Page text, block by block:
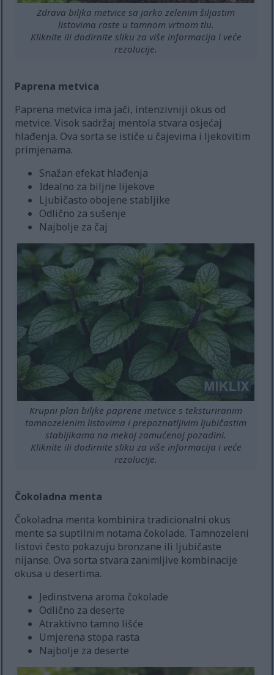
Zdrava biljka metvice sa jarko zelenim šiljastim
listovima raste u tamnom vrtnom tlu.
Kliknite ili dodirnite sliku za više informacija i veće
rezolucije.
Paprena metvica
Paprena metvica ima jači, intenzivniji okus od
metvice. Visok sadržaj mentola stvara osjećaj
hlađenja. Ova sorta se ističe u čajevima i ljekovitim
primjenama.
Snažan efekat hlađenja
Idealno za biljne lijekove
Ljubičasto obojene stabljike
Odlično za sušenje
Najbolje za čaj
Krupni plan biljke paprene metvice s teksturiranim
tamnozelenim listovima i prepoznatljivim ljubičastim
stabljikama na mekoj zamućenoj pozadini.
Kliknite ili dodirnite sliku za više informacija i veće
rezolucije.
Čokoladna menta
Čokoladna menta kombinira tradicionalni okus
mente sa suptilnim notama čokolade. Tamnozeleni
listovi često pokazuju bronzane ili ljubičaste
nijanse. Ova sorta stvara zanimljive kombinacije
okusa u desertima.
Jedinstvena aroma čokolade
Odlično za deserte
Atraktivno tamno lišće
Umjerena stopa rasta
Najbolje za deserte